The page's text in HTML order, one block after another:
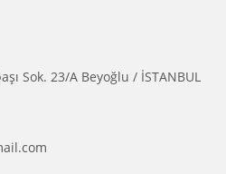
Sok. 23/A Beyoğlu / İSTANBUL